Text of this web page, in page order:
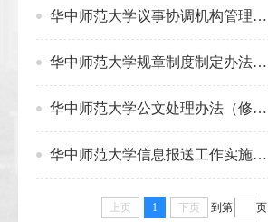
华中师范大学议事协调机构管理方法（试行）
华中师范大学规章制度制定办法（修订版）
华中师范大学公文处理办法（修订版）
华中师范大学信息报送工作实施办法
上页 1 下页 到第 页